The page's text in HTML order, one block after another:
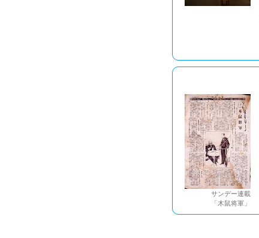
サンデー連載
「木鼠将軍」